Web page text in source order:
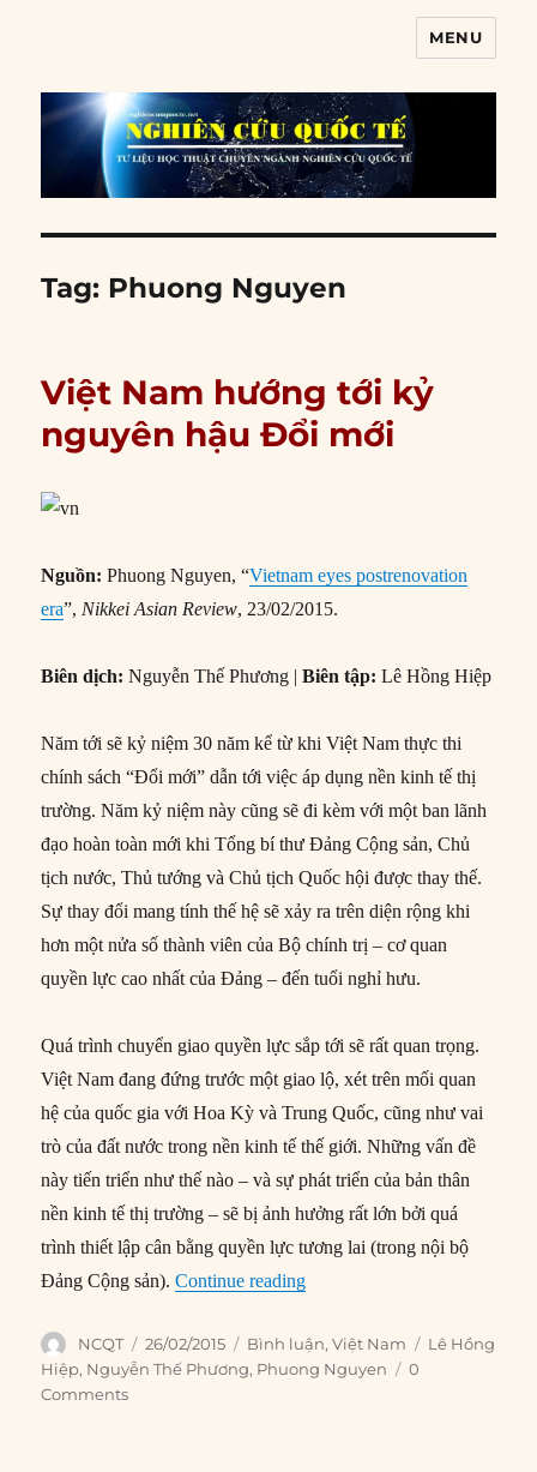
MENU
Tag: Phuong Nguyen
Việt Nam hướng tới kỷ
nguyên hậu Đổi mới
Nguồn:Phuong Nguyen, “Vietnam eyes postrenovation
era”, Nikkei Asian Review, 23/02/2015.
Biên dịch: Nguyễn Thế Phương |Biên tập: Lê Hồng Hiệp
Năm tới sẽ kỷ niệm 30 năm kể từ khi Việt Nam thực thi
chính sách “Đổi mới” dẫn tới việc áp dụng nền kinh tế thị
trường. Năm kỷ niệm này cũng sẽ đi kèm với một ban lãnh
đạo hoàn toàn mới khi Tổng bí thư Đảng Cộng sản, Chủ
tịch nước, Thủ tướng và Chủ tịch Quốc hội được thay thế.
Sự thay đổi mang tính thế hệ sẽ xảy ra trên diện rộng khi
hơn một nửa số thành viên của Bộ chính trị – cơ quan
quyền lực cao nhất của Đảng – đến tuổi nghỉ hưu.
Quá trình chuyển giao quyền lực sắp tới sẽ rất quan trọng.
Việt Nam đang đứng trước một giao lộ, xét trên mối quan
hệ của quốc gia với Hoa Kỳ và Trung Quốc, cũng như vai
trò của đất nước trong nền kinh tế thế giới. Những vấn đề
này tiến triển như thế nào – và sự phát triển của bản thân
nền kinh tế thị trường – sẽ bị ảnh hưởng rất lớn bởi quá
trình thiết lập cân bằng quyền lực tương lai (trong nội bộ
Đảng Cộng sản).Continue reading“Việt Nam hướng tới kỷ
Author
NCQT
Posted
on
26/02/2015 Categories
Bình luận,Việt Nam Tags
Lê Hồng
Hiệp, Nguyễn Thế Phương, Phuong Nguyen
0
Comments